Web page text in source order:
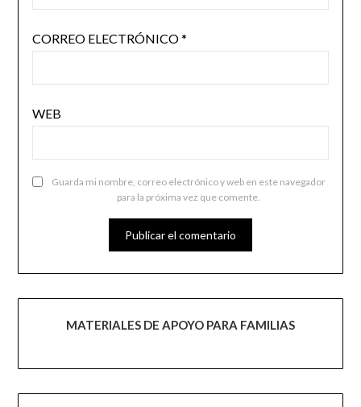
CORREO ELECTRÓNICO*
WEB
Guarda mi nombre, correo electrónico y web en este navegador
para la próxima vez que comente.
MATERIALES DE APOYO PARA FAMILIAS